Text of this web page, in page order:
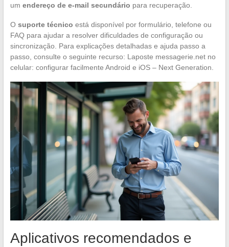
um endereço de e-mail secundário para recuperação.
O suporte técnico está disponível por formulário, telefone ou
FAQ para ajudar a resolver dificuldades de configuração ou
sincronização. Para explicações detalhadas e ajuda passo a
passo, consulte o seguinte recurso: Laposte messagerie.net no
celular: configurar facilmente Android e iOS – Next Generation.
Aplicativos recomendados e